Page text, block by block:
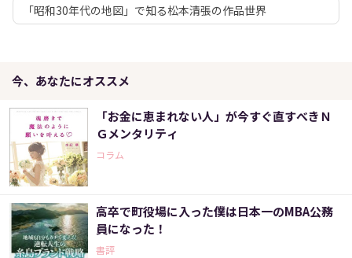
「昭和30年代の地図」で知る松本清張の作品世界
今、あなたにオススメ
「お金に恵まれない人」が今すぐ直すべきＮ
Ｇメンタリティ
コラム
高卒で町役場に入った僕は日本一のMBA公務
員になった！
書評